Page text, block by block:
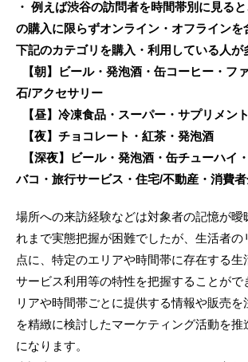
・ 例えば渋谷の訪問者を時間帯別に見る
の購入に限らずオンライン・オフラインを
下記のカテゴリを購入・利用している人が
【朝】ビール・発泡酒・缶コーヒー・フ
石/アクセサリー
【昼】冷凍食品・スーパー・サプリメント
【夜】チョコレート・紅茶・発泡酒
【深夜】ビール・発泡酒・缶チューハイ
バコ・旅行サービス・住宅/不動産・消費
場所への来訪経験などは対象者の記憶が曖
れまで実態把握が困難でしたが、生活者の
点に、特定のエリアや時間帯に存在する生
サービス利用等の特性を把握することがで
リアや時間帯ごとに提供する情報や販売を
を精緻に検討したマーケティング活動を推
になります。